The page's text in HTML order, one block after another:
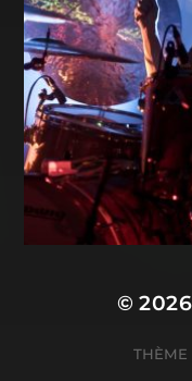
© 2026
THÈME